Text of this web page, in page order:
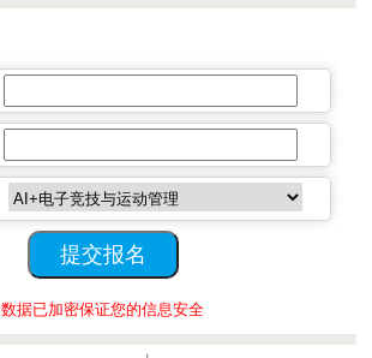
数据已加密保证您的信息安全